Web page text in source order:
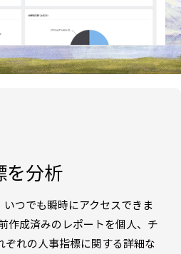
を分析
つでも瞬時にアクセスできま
作成済みのレポートを個人、チ
ぞれの人事指標に関する詳細な